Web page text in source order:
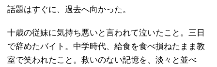
話題はすぐに、過去へ向かった。
十歳の従妹に気持ち悪いと言われて泣いたこと。三日
で辞めたバイト。中学時代、給食を食べ損ねたまま教
室で笑われたこと。救いのない記憶を、淡々と並べ